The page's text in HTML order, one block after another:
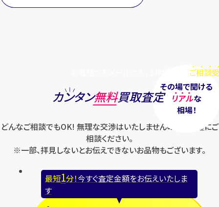
ご相談
その場で聞ける
リアルな
相場！
カンタン無料買取査定
どんなご相談でもOK! 無理な交渉はいたしませんのでお気軽にご
相談ください。
※一部、拝見しないとお伝えできないお品物もございます。
最短1分！今すぐ査定金額をお伝えいたしま
す